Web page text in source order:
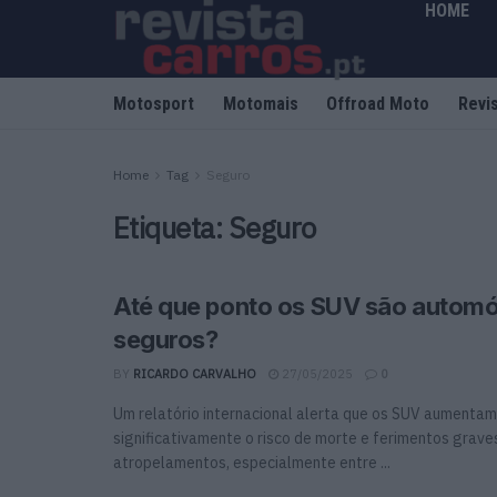
HOME
Motosport Motomais Offroad Moto
Home Tag Seguro
Etiqueta: Seguro
Até que ponto os SUV são
seguros?
BY RICARDO CARVALHO 27/05/2025 0
Um relatório internacional alerta que os SUV aumentam
significativamente o risco de morte e ferimentos
atropelamentos, especialmente entre ...